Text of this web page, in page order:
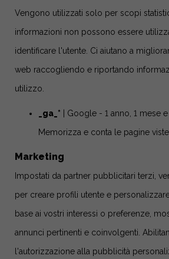
Vengono utilizzati solo per scopi
informazioni non possono essere
identificare l'utente. Ci aiutano a
web raccogliendo e riportando
utilizzo.
_ga_* | Google - 1 anno, 1 mese e
Memorizza e conta le pagine viste.
Marketing
Impostati da partner pubblicitari terzi,
per creare profili utente e
base ai vostri interessi o preferenze,
annunci pertinenti e coinvolgenti.
l'autorizzazione alla pubblicità